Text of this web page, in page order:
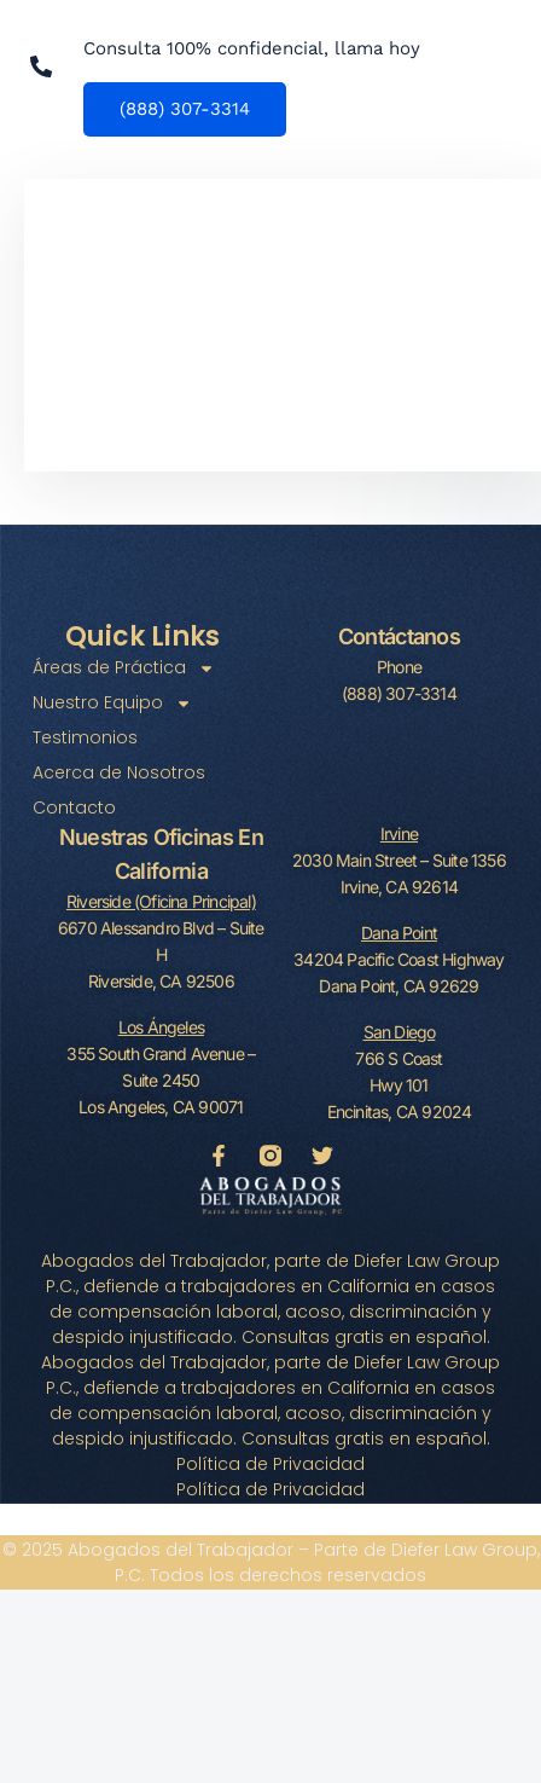
Consulta 100% confidencial, llama hoy
(888) 307-3314
Abogados del Trabajador, parte de Diefer Law Group
P.C., defiende a trabajadores en California en casos
de compensación laboral, acoso, discriminación y
despido injustificado. Consultas gratis en español.
Abogados del Trabajador, parte de Diefer Law Group
P.C., defiende a trabajadores en California en casos
de compensación laboral, acoso, discriminación y
despido injustificado. Consultas gratis en español.
Política de Privacidad
Política de Privacidad
Quick Links
Áreas de Práctica
Nuestro Equipo
Testimonios
Acerca de Nosotros
Contacto
Contáctanos
Phone
(888) 307-3314
Nuestras Oficinas En
California
Riverside (Oficina Principal)
6670 Alessandro Blvd – Suite
H
Riverside, CA 92506
Los Ángeles
355 South Grand Avenue –
Suite 2450
Los Angeles, CA 90071
Irvine
2030 Main Street – Suite 1356
Irvine, CA 92614
Dana Point
34204 Pacific Coast Highway
Dana Point, CA 92629
San Diego
766 S Coast
Hwy 101
Encinitas, CA 92024
© 2025 Abogados del Trabajador – Parte de Diefer Law Group,
P.C. Todos los derechos reservados